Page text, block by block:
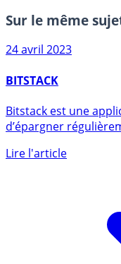
Sur le même sujet
24 avril 2023
BITSTACK
d’épargner